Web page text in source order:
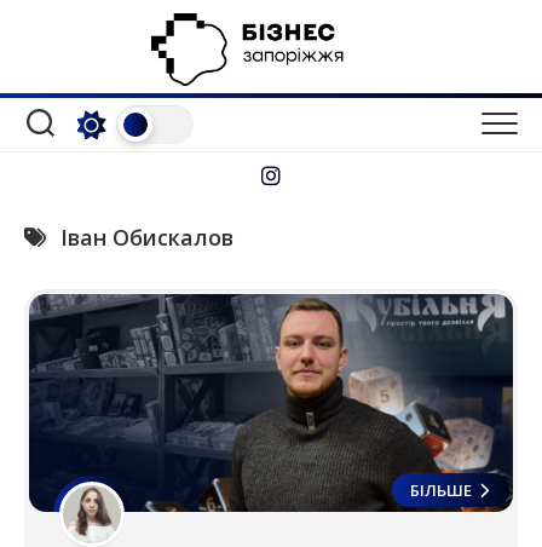
Іван Обискалов
БІЛЬШЕ